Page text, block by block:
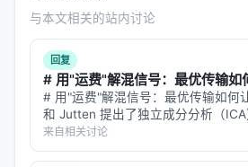
实验与评估
实验与评估部分（若原文为综述
势）通常包括：
数据集：MS MARCO、BEIR、
Questions、领域专有语料、
与本文相关的站内讨论
回复
# 用"运费"解混信号：最优传输如
# 用"运费"解混信号：最优传输如
和 Jutten 提出了独立成分分析（
号？ 经典场景是鸡尾酒会问…
来自相关讨论